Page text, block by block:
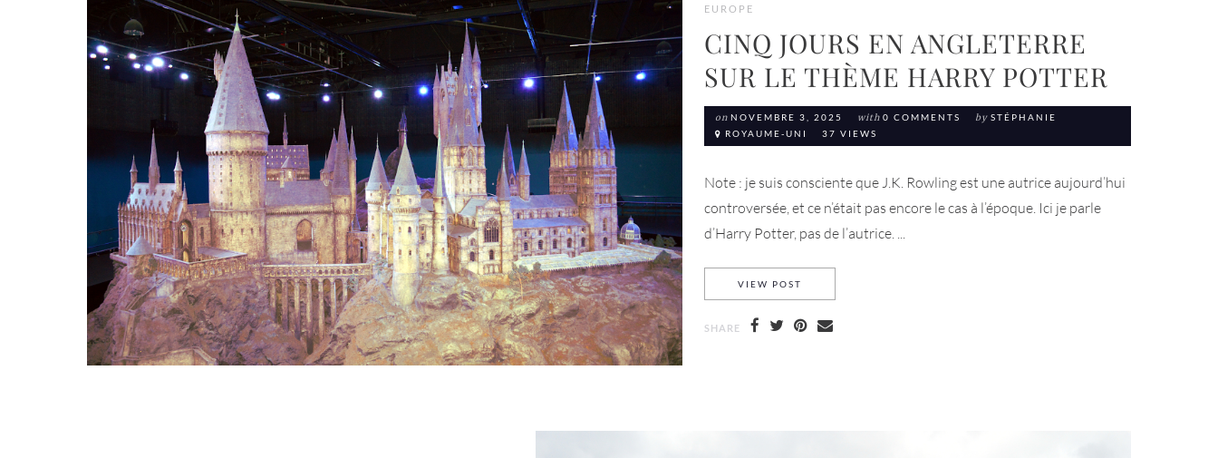
EUROPE
CINQ JOURS EN ANGLETERRE
SUR LE THÈME HARRY POTTER
on NOVEMBRE 3, 2025 with 0 COMMENTS by STÉPHANIE
ROYAUME-UNI
37 VIEWS
Note : je suis consciente que J.K. Rowling est une autrice aujourd’hui
controversée, et ce n’était pas encore le cas à l’époque. Ici je parle
d’Harry Potter, pas de l’autrice. ...
VIEW POST
SHARE